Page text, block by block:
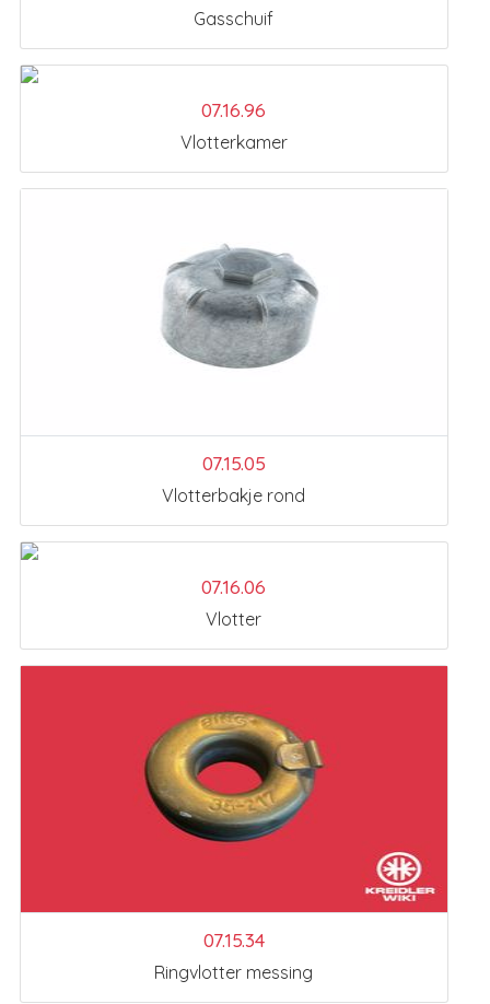
Gasschuif
07.16.96
Vlotterkamer
07.15.05
Vlotterbakje rond
07.16.06
Vlotter
07.15.34
Ringvlotter messing